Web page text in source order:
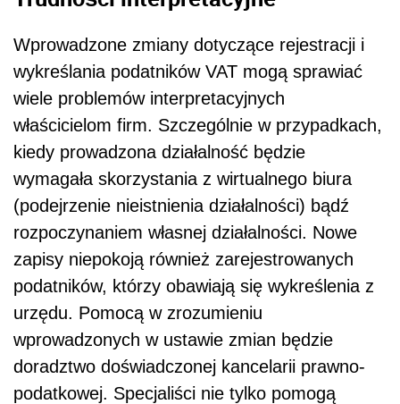
Wprowadzone zmiany dotyczące rejestracji i
wykreślania podatników VAT mogą sprawiać
wiele problemów interpretacyjnych
właścicielom firm. Szczególnie w przypadkach,
kiedy prowadzona działalność będzie
wymagała skorzystania z wirtualnego biura
(podejrzenie nieistnienia działalności) bądź
rozpoczynaniem własnej działalności. Nowe
zapisy niepokoją również zarejestrowanych
podatników, którzy obawiają się wykreślenia z
urzędu. Pomocą w zrozumieniu
wprowadzonych w ustawie zmian będzie
doradztwo doświadczonej kancelarii prawno-
podatkowej. Specjaliści nie tylko pomogą